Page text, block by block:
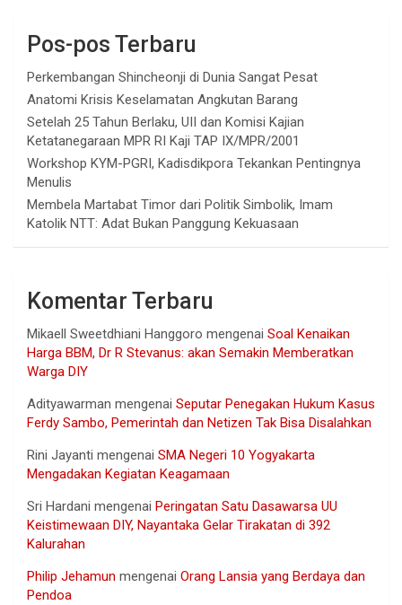
Pos-pos Terbaru
Perkembangan Shincheonji di Dunia Sangat Pesat
Anatomi Krisis Keselamatan Angkutan Barang
Setelah 25 Tahun Berlaku, UII dan Komisi Kajian
Ketatanegaraan MPR RI Kaji TAP IX/MPR/2001
Workshop KYM-PGRI, Kadisdikpora Tekankan Pentingnya
Menulis
Membela Martabat Timor dari Politik Simbolik, Imam
Katolik NTT: Adat Bukan Panggung Kekuasaan
Komentar Terbaru
Mikaell Sweetdhiani Hanggoro mengenai Soal Kenaikan
Harga BBM, Dr R Stevanus: akan Semakin Memberatkan
Warga DIY
Adityawarman mengenai Seputar Penegakan Hukum Kasus
Ferdy Sambo, Pemerintah dan Netizen Tak Bisa Disalahkan
Rini Jayanti mengenai SMA Negeri 10 Yogyakarta
Mengadakan Kegiatan Keagamaan
Sri Hardani mengenai Peringatan Satu Dasawarsa UU
Keistimewaan DIY, Nayantaka Gelar Tirakatan di 392
Kalurahan
Philip Jehamun mengenai Orang Lansia yang Berdaya dan
Pendoa